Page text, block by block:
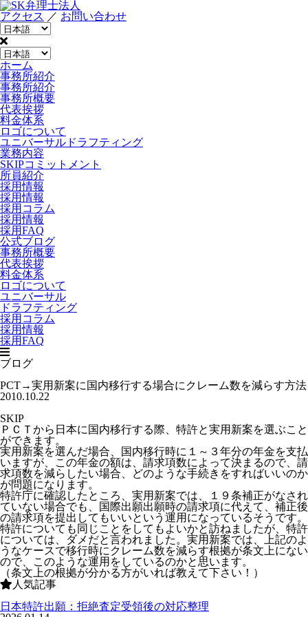
アクセス ／ お問い合わせ
ホーム
事務所紹介
事務所紹介
事務所概要
代表挨拶
料金体系
ロゴについて
ユニバーサルドラフティング
業務内容
SKIPコミットメント
所員紹介
採用情報
採用情報
採用コラム
採用情報
採用FAQ
公式ブログ
事務所概要
代表挨拶
料金体系
ロゴについて
ユニバーサル
ドラフティング
採用コラム
採用情報
採用FAQ
ブログ
PCT→実用新案に国内移行する場合にクレーム数を減らす方法
2010.10.22
SKIP
ＰＣＴから日本に国内移行する際、特許と実用新案を選ぶこと
ができます。
実用新案を選んだ場合、国内移行時に１～３年分の年金を支払
いますが、この年金の額は、請求項数によって決まるので、請
求項数を減らしたい場合、どのような手続きをすればいいのか
が問題になります。
特許庁に確認したところ、実用新案では、１９条補正がなされ
ていない場合でも、国際出願出願時の請求項に代えて、補正後
の請求項を提出してもいいという運用になっているそうです。
特許についても同じことをしてもよいかと訪ねましたが、特許
については、ダメだと言われました。実用新案では、上記のよ
うなケースで移行時にクレーム数を減らす根拠が条文上にない
ので、このような運用をしているのかと思います。
（条文上の根拠が分かる方がいれば教えて下さい！）
人気記事
日本特許出願：拒絶査定受領後の対応整理